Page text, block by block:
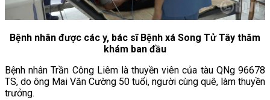
Bệnh nhân được các y, bác sĩ Bệnh xá Song Tử Tây thăm
khám ban đầu
Bệnh nhân Trần Công Liêm là thuyền viên của tàu QNg 96678
TS, do ông Mai Văn Cường 50 tuổi, người cùng quê, làm thuyền
trưởng.